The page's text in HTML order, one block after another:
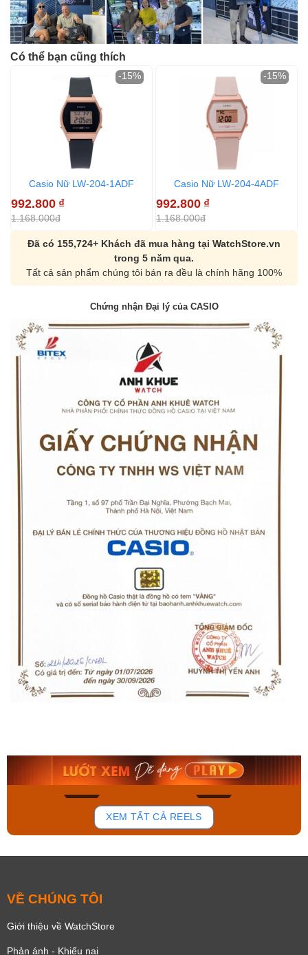
Có thể bạn cũng thích
Casio Nữ LW-204-1ADF
992.800 ₫
1.168.000đ
-15%
Casio Nữ LW-204-4ADF
992.800 ₫
1.168.000đ
-15%
Đã có 155,724+ Khách đã mua hàng tại WatchStore.vn
trong 5 năm qua.
Tất cả sản phẩm chúng tôi bán ra đều là chính hãng 100%
Chứng nhận Đại lý của CASIO
154
Mua ngay Mua ngay
XEM TẤT CẢ REELS
VỀ CHÚNG TÔI
Giới thiệu về WatchStore
Phản ánh - Khiếu nại